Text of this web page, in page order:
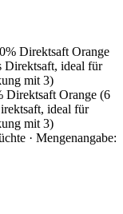
Direktsaft Orange (6
ideal für
mit 3)
· Mengenangabe: